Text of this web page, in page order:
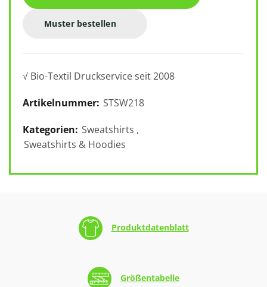
Muster bestellen
√ Bio-Textil Druckservice seit 2008
Artikelnummer: STSW218
Kategorien: Sweatshirts ,
Sweatshirts & Hoodies
Produktdatenblatt
Größentabelle